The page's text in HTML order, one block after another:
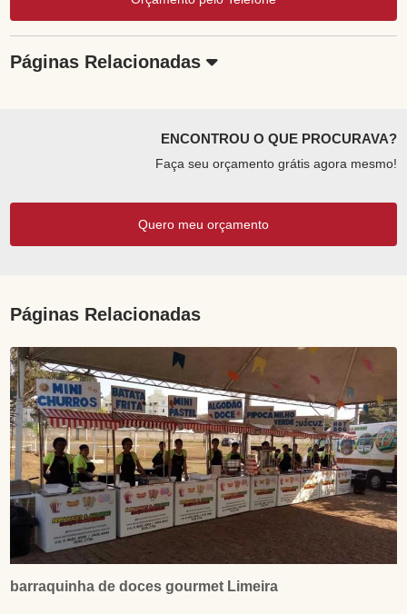
Páginas Relacionadas
ENCONTROU O QUE PROCURAVA?
Faça seu orçamento grátis agora mesmo!
Quero meu orçamento
Páginas Relacionadas
barraquinha de doces gourmet Limeira